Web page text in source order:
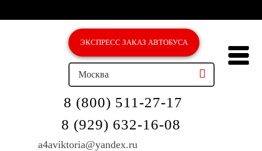
ЭКСПРЕСС ЗAКАЗ АВТОБУСА
Москва
8 (800) 511-27-17
8 (929) 632-16-08‬
a4aviktoria@yandex.ru